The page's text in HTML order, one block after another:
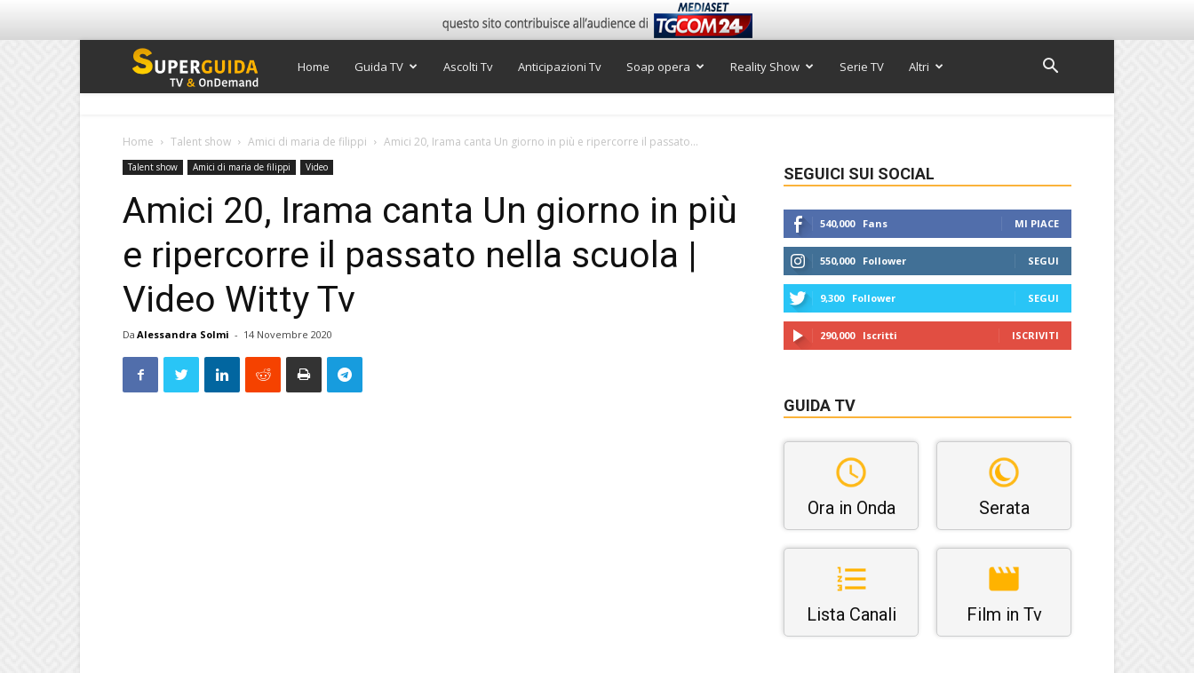
Super
TV
Home Guida TV Ascolti Tv Anticipazioni Tv Soap opera Reality Show Serie TV Altri
Home Talent show Amici di maria de filippi Amici 20, Irama canta Un giorno in più e ripercorre il passato...
Talent show Amici di maria de filippi Video
Amici 20, Irama canta Un giorno in più
e ripercorre il passato nella scuola |
Video Witty Tv
Da Alessandra Solmi - 14 Novembre 2020
SEGUICI SUI SOCIAL
540,000 Fans MI PIACE
550,000 Follower SEGUI
9,300 Follower SEGUI
290,000 Iscritti ISCRIVITI
GUIDA TV
Ora in Onda Serata
Lista Canali Film in Tv